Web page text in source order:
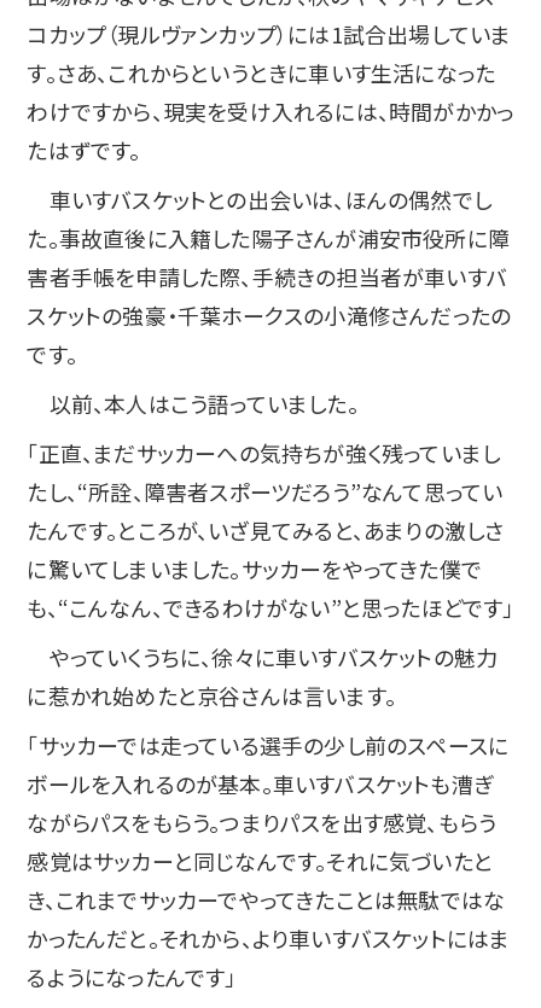
コカップ（現ルヴァンカップ）には1試合出場していま
す。さあ、これからというときに車いす生活になった
わけですから、現実を受け入れるには、時間がかかっ
たはずです。
車いすバスケットとの出会いは、ほんの偶然でし
た。事故直後に入籍した陽子さんが浦安市役所に障
害者手帳を申請した際、手続きの担当者が車いすバ
スケットの強豪・千葉ホークスの小滝修さんだったの
です。
以前、本人はこう語っていました。
「正直、まだサッカーへの気持ちが強く残っていまし
たし、“所詮、障害者スポーツだろう”なんて思ってい
たんです。ところが、いざ見てみると、あまりの激しさ
に驚いてしまいました。サッカーをやってきた僕で
も、“こんなん、できるわけがない”と思ったほどです」
やっていくうちに、徐々に車いすバスケットの魅力
に惹かれ始めたと京谷さんは言います。
「サッカーでは走っている選手の少し前のスペースに
ボールを入れるのが基本。車いすバスケットも漕ぎ
ながらパスをもらう。つまりパスを出す感覚、もらう
感覚はサッカーと同じなんです。それに気づいたと
き、これまでサッカーでやってきたことは無駄ではな
かったんだと。それから、より車いすバスケットにはま
るようになったんです」